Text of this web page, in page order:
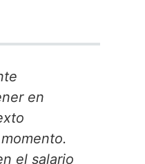
en
el salario